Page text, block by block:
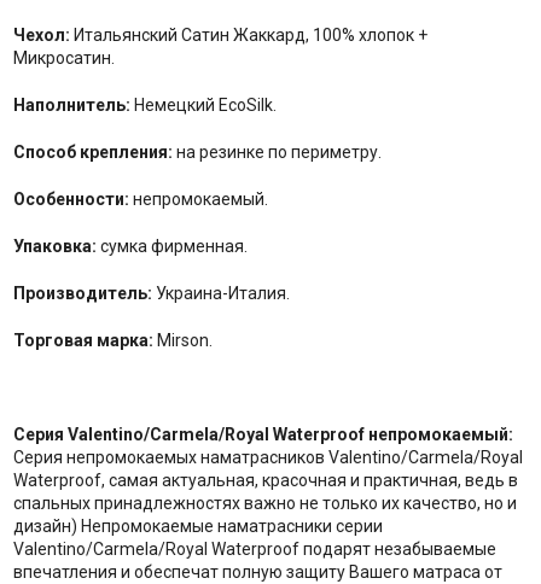
Чехол: Итальянский Сатин Жаккард, 100% хлопок +
Микросатин.
Наполнитель: Немецкий EcoSilk.
Способ крепления: на резинке по периметру.
Особенности: непромокаемый.
Упаковка: сумка фирменная.
Производитель: Украина-Италия.
Торговая марка: Mirson.
Серия Valentino/Carmela/Royal Waterproof непромокаемый:
Серия непромокаемых наматрасников Valentino/Carmela/Royal
Waterproof, самая актуальная, красочная и практичная, ведь в
спальных принадлежностях важно не только их качество, но и
дизайн) Непромокаемые наматрасники серии
Valentino/Carmela/Royal Waterproof подарят незабываемые
впечатления и обеспечат полную защиту Вашего матраса от